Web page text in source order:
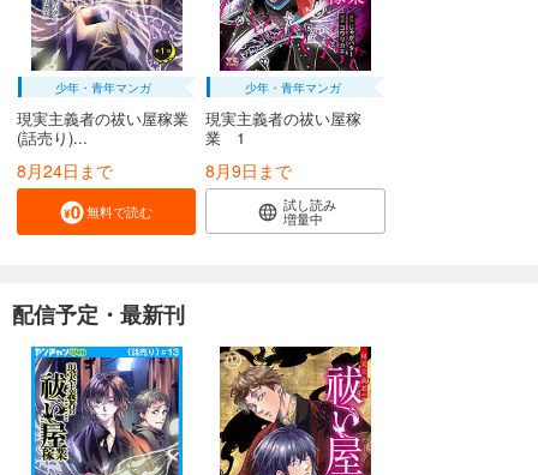
少年・青年マンガ
現実主義者の祓い屋稼業
(話売り)...
8月24日まで
無料で読む
少年・青年マンガ
現実主義者の祓い屋稼
業 1
8月9日まで
試し読み
増量中
配信予定・最新刊